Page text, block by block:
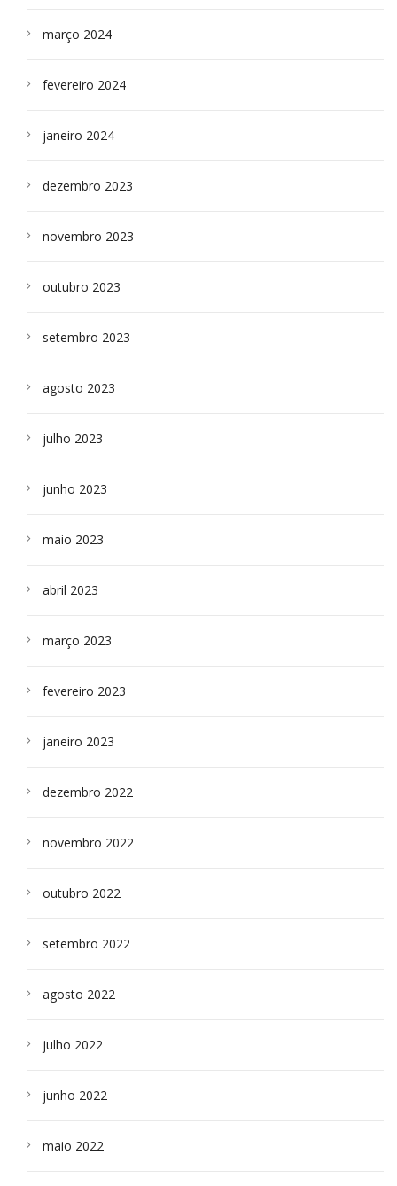
março 2024
fevereiro 2024
janeiro 2024
dezembro 2023
novembro 2023
outubro 2023
setembro 2023
agosto 2023
julho 2023
junho 2023
maio 2023
abril 2023
março 2023
fevereiro 2023
janeiro 2023
dezembro 2022
novembro 2022
outubro 2022
setembro 2022
agosto 2022
julho 2022
junho 2022
maio 2022